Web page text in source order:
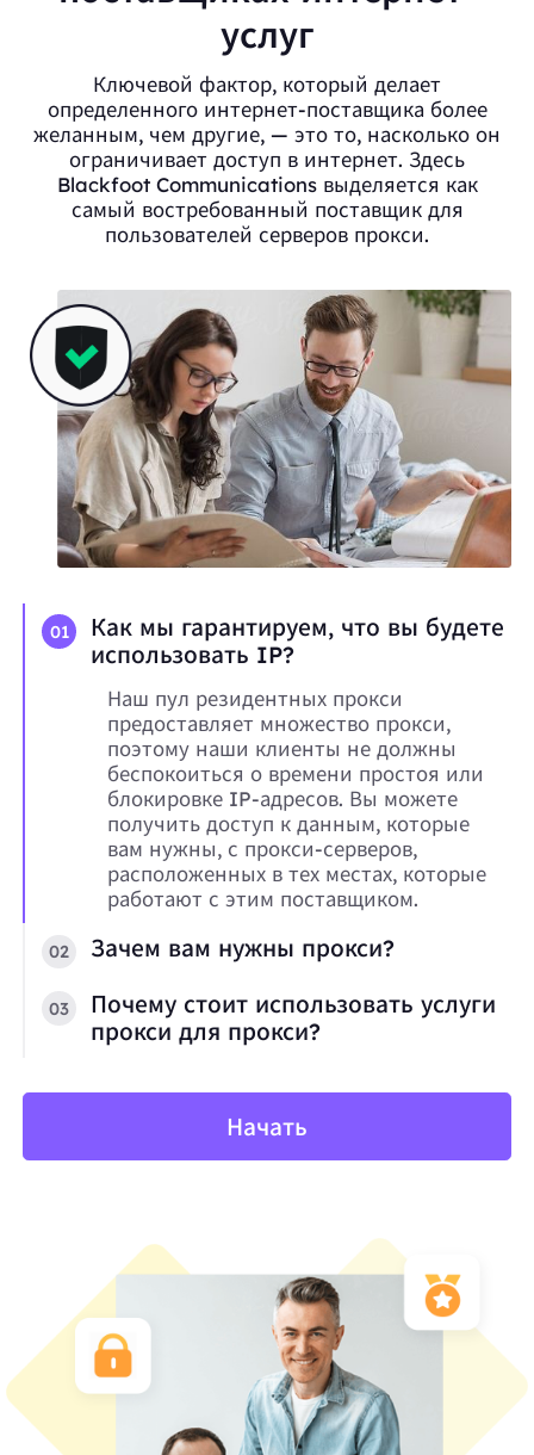
услуг
Ключевой фактор, который делает
определенного интернет-поставщика более
желанным, чем другие, — это то, насколько он
ограничивает доступ в интернет. Здесь
Blackfoot Communications выделяется как
самый востребованный поставщик для
пользователей серверов прокси.
01
Как мы гарантируем, что вы будете
использовать IP?
Наш пул резидентных прокси
предоставляет множество прокси,
поэтому наши клиенты не должны
беспокоиться о времени простоя или
блокировке IP-адресов. Вы можете
получить доступ к данным, которые
вам нужны, с прокси-серверов,
расположенных в тех местах, которые
работают с этим поставщиком.
02 Зачем вам нужны прокси?
03
Почему стоит использовать услуги
прокси для прокси?
Начать